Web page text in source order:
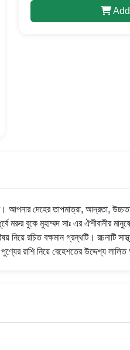
Add
দেহের তাপমাত্রা, আদ্রতা,
মরুর বুকে মুহাম্মদ সাঃ এর ঐশীবানীর
রচিত বক্ষমান গ্রন্থটি। রচনাটি
রাশি নিয়ে বেহেশতের উদ্দেশ্য